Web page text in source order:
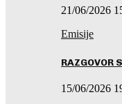
21/06/2026
Emisije
15/06/2026